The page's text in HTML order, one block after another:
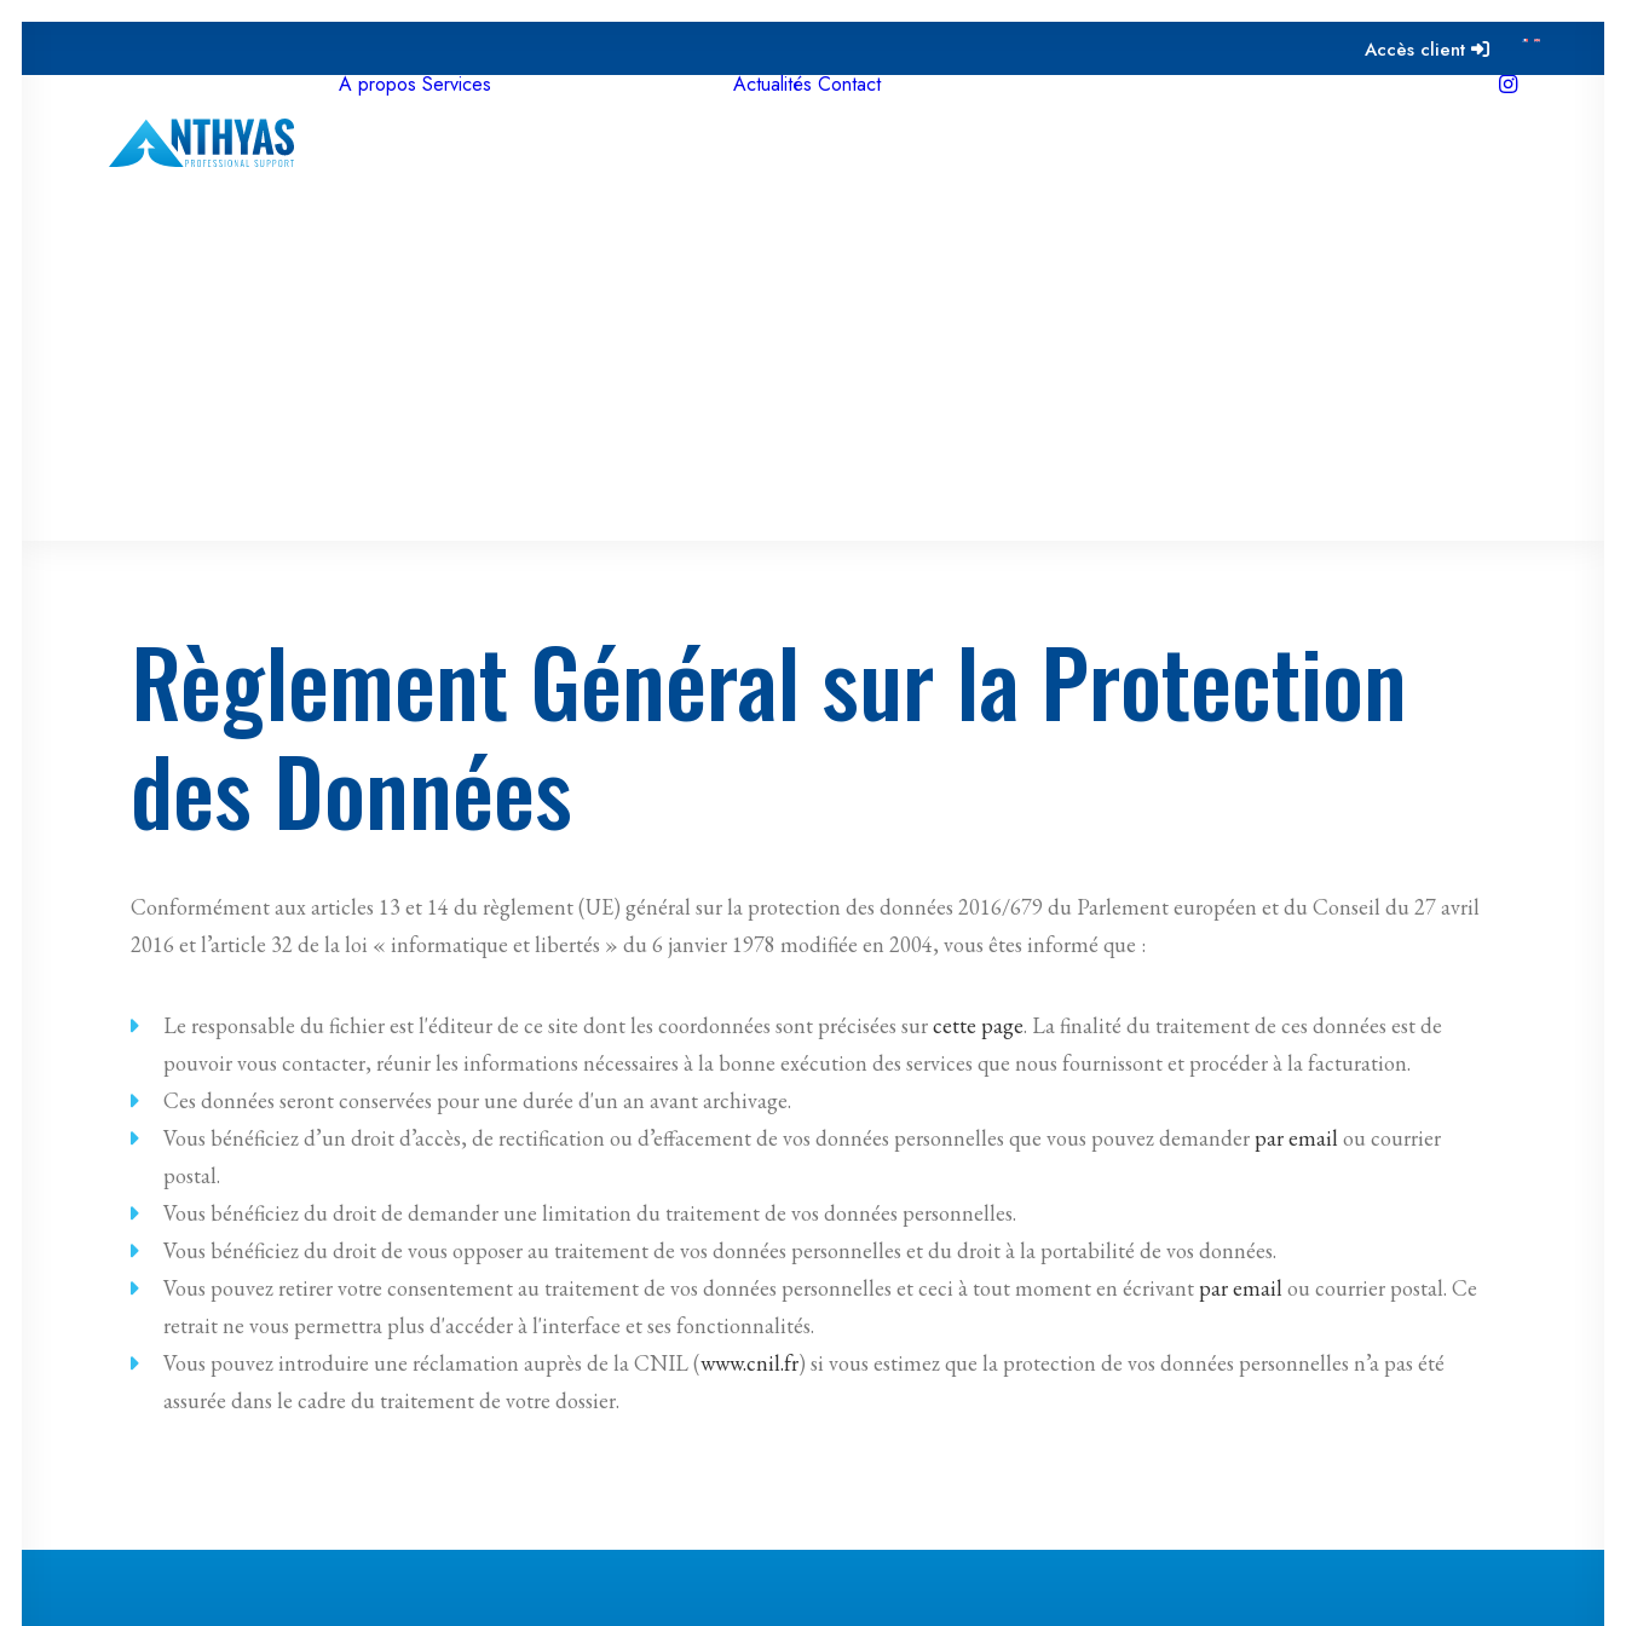
Accès client
À propos Services Actualités Contact
Règlement Général sur la Protection
des Données
Conformément aux articles 13 et 14 du règlement (UE) général sur la protection des données 2016/679 du Parlement européen et du Conseil du 27 avril
2016 et l’article 32 de la loi « informatique et libertés » du 6 janvier 1978 modifiée en 2004, vous êtes informé que :
Le responsable du fichier est l'éditeur de ce site dont les coordonnées sont précisées surcette page. La finalité du traitement de ces données est de
pouvoir vous contacter, réunir les informations nécessaires à la bonne exécution des services que nous fournissont et procéder à la facturation.
Ces données seront conservées pour une durée d'un an avant archivage.
Vous bénéficiez d’un droit d’accès, de rectification ou d’effacement de vos données personnelles que vous pouvez demanderpar email ou courrier
postal.
Vous bénéficiez du droit de demander une limitation du traitement de vos données personnelles.
Vous bénéficiez du droit de vous opposer au traitement de vos données personnelles et du droit à la portabilité de vos données.
Vous pouvez retirer votre consentement au traitement de vos données personnelles et ceci à tout moment en écrivantpar email ou courrier postal. Ce
retrait ne vous permettra plus d'accéder à l'interface et ses fonctionnalités.
Vous pouvez introduire une réclamation auprès de la CNIL (www.cnil.fr) si vous estimez que la protection de vos données personnelles n’a pas été
assurée dans le cadre du traitement de votre dossier.